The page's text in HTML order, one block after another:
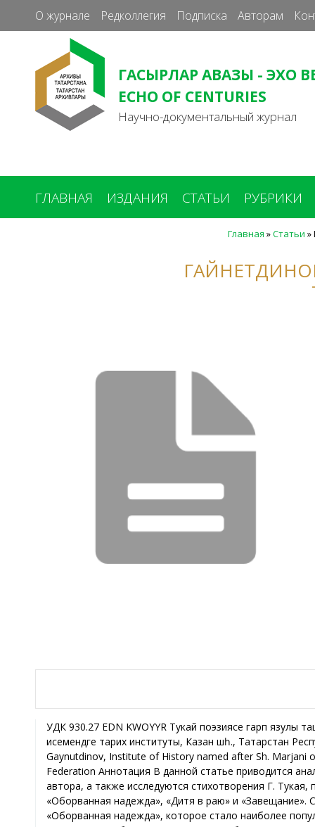
О журнале Редколлегия Подписка Авторам
ГАСЫРЛАР АВАЗЫ - ЭХО
ECHO OF CENTURIES
Научно-документальный журнал
ГЛАВНАЯ ИЗДАНИЯ СТАТЬИ РУБРИКИ
Главная »Статьи »
УДК 930.27 EDN KWOYYR Тукай поэзиясе гарәп язулы ташъязма истәлекләрдә А. М. Гайнетдинов, Татарстан Республикасы Фәннәр академиясенең Ш. Мәрҗани исемендәге тарих институты, Казан шәһ., Татарстан Республикасы, Россия Федерациясе Tukay’s Poetry in Arabic-script Epigraphic Monuments A. M. Gaynutdinov, Institute of History named after Sh. Marjani of the Academy of Sciences of the Republic of Tatarstan, Kazan, the Republic of Tatarstan, the Russian Federation Аннотация В данной статье приводится анализ надписей на эпитафических памятниках, выявленных в ходе археологических экспедиций автора, а также исследуются стихотворения Г. Тукая, представленные на этих памятниках. В частности, представлены такие произведения, как «Оборванная надежда», «Дитя в раю» и «Завещание». Самой ранней из найденных надписей, датируемой 1910 г., являются строки из стихотворения «Оборванная надежда», которое стало наиболее популярным для использования на надмогильных плитах в период с 1910 по 1930-е гг. Памятники со стихами Тукая были выявлены на кладбищах Казани, Атнинского и Высокогорского районов Республики Татарстан. Abstract This article analyzes the inscriptions on epitaphic monuments discovered during the author’s archaeological expeditions and examines the poems by Gabdulla Tukay featured on these monuments. Specifically, the works “The Broken Hope”, “A Child in Paradise” and “Testament” are presented. The earliest inscription discovered, dating from 1910, is from the poem “The Broken Hope”, which became the most popular for gravestones between 1910 and the 1930s. Monuments with Tukay’s poems were discovered in cemeteries in Kazan and the Atninsky and Vysokogorsky districts of the Republic of Tatarstan. Ключевые слова Габдулла Тукай, стихи, татарская эпиграфика, памятники, надмогильные камни, арабографичные надписи, эпитафии, кладбища. Keywords Gabdulla Tukay, poems, Tatar epigraphy, monuments, gravestones, Arabic-script inscriptions, epitaphs, cemeteries. Татар эпитафияләренең структур бүленеше, безнеңчә, зур дүрт өлештән тора: кереш, төп өлеш, дога өлеше һәм өстәмә өлеш. Ташъязмаларның кереш өлешендә Аллаһны яисә ахирәтне искә төшерә торган сүзләр яки җөмләләр урын алган; икенче, ягъни төп өлешендә кабер иясенең, аның атасының исем-шәрифләре, вафат булу датасы һәм башкалар язылган, өченче өлештә татарча яки гарәпчә төрле догалар китерелгән, дүртенче өлештә (еш кына кабер ташының арткы һәм уң-сул якларында) өстәмә эпитафик компонентлар уелган: шигырьләр, сентенцияләр, афоризмнар, ташны куючы, ясатучы, ясаучы хакында мәгълүмат. Күп очракта өстәмә өлештә шигъри икеюллыклар китерелгән, шул исәптән, анда Габдулла Тукай поэзиясе дә урын алган. Бөек шагыйрь әсәрләренең эпиграфик ядкәрләрдә чагылыш табуы хакында галим М. И. Әхмәтҗанов язып чыккан иде. Ул Казан, Уфа, Арча, Әлмәт, Буа, Санкт-Петербург шәһәрләрендә һәм Сембер ягындагы Зөябаш авылында уннан артык шундый ташбилге ачыклаган булган1. Шуларның иң искесе Буа шәһәре зиратында сакланган, ул 1914 елда вафат булган Бибифатыйма Мостафа кызына куелган. Анда Тукайның «Васыятем» шигыреннән бер өзек китерелгән: «Кайт, и нәфсе мотмәиннәм! Бар, юнәл, кит Тәңреңә! Бирдең аркаңны моңарчы, инде бир бит әмренә!»2. Шулай ук М. И. Әхмәтҗанов Әлмәт шәһәре зиратында 1925 елга нисбәтле ташта шагыйрьнең «Бала оҗмахта» шигыре язылуы хакында хәбәр иткән3. Югарыда искә алынган ике эпиграфик истәлек тә гарәп графикасында уелган, әмма галим кириллицада язылган ташъязмаларны да өйрәнгән һәм Тукай шигырьләренең узган гасырның 60-80нче елларында да ташъязма истәлекләрдә кулланылганын ачыклаган4. Күпсанлы эпиграфик